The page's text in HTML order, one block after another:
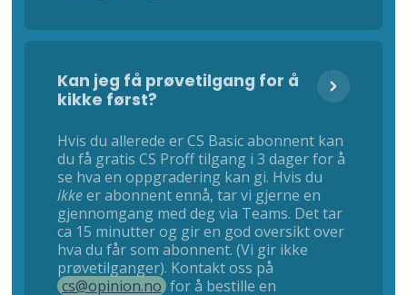
Kan jeg få prøvetilgang for å
kikke først?
Hvis du allerede er CS Basic abonnent kan
du få gratis CS Proff tilgang i 3 dager for å
se hva en oppgradering kan gi. Hvis du
ikkeer abonnent ennå, tar vi gjerne en
gjennomgang med deg via Teams. Det tar
ca 15 minutter og gir en god oversikt over
hva du får som abonnent. (Vi gir ikke
prøvetilganger). Kontakt oss på
cs@opinion.no for å bestille en